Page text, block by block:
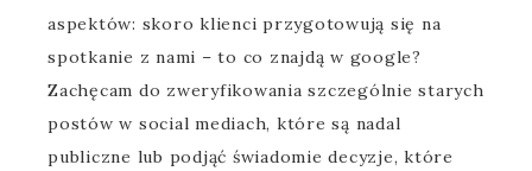
aspektów: skoro klienci przygotowują się na
spotkanie z nami – to co znajdą w google?
Zachęcam do zweryfikowania szczególnie starych
postów w social mediach, które są nadal
publiczne lub podjąć świadomie decyzje, które